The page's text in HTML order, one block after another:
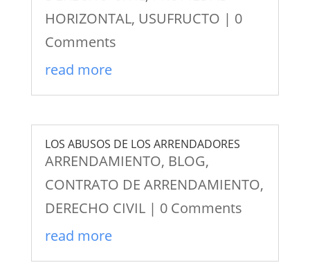
HORIZONTAL, USUFRUCTO | 0
Comments
read more
LOS ABUSOS DE LOS ARRENDADORES
ARRENDAMIENTO, BLOG,
CONTRATO DE ARRENDAMIENTO,
DERECHO CIVIL| 0 Comments
read more